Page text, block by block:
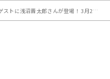
トに浅沼晋太郎さんが登場！ 3月21日（金）「超！Ａ＆Ｇ＋」とABEMAで放送！『鈴村健一のラジベースDUO』#49